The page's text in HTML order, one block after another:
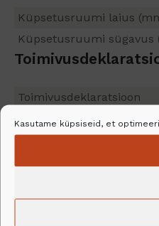
Kasutame küpsiseid, et
Küpsetusruumi laius
Küpsetusruumi sügavus
Toimivusdeklaratsioon